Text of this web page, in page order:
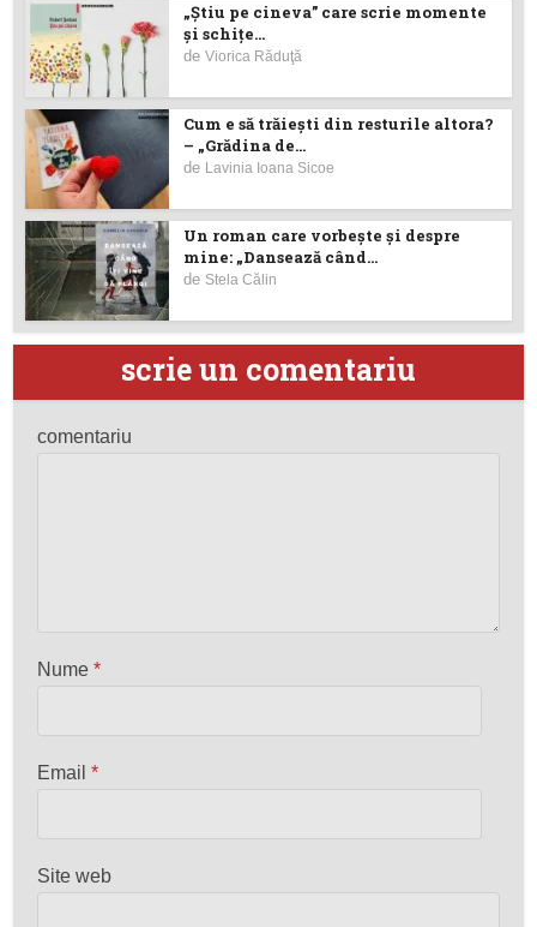
„Știu pe cineva” care scrie momente
și schițe...
deViorica Răduţă
Cum e să trăiești din resturile altora?
– „Grădina de...
de Lavinia Ioana Sicoe
Un roman care vorbește și despre
mine: „Dansează când...
de Stela Călin
scrie un comentariu
comentariu
Nume*
Email*
Site web